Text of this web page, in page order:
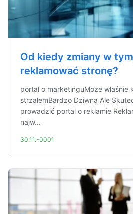
Od kiedy zmiany w
reklamować stronę?
portal o marketinguMoże właśnie
strzałemBardzo Dziwna Ale
prowadzić portal o reklamie
najw...
30.11.-0001